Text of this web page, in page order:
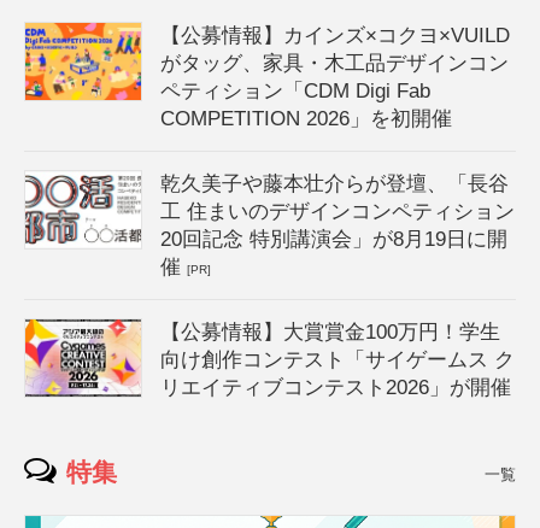
【公募情報】カインズ×コクヨ×VUILD
がタッグ、家具・木工品デザインコン
ペティション「CDM Digi Fab
COMPETITION 2026」を初開催
乾久美子や藤本壮介らが登壇、「長谷
工 住まいのデザインコンペティション
20回記念 特別講演会」が8月19日に開
催[PR]
【公募情報】大賞賞金100万円！学生
向け創作コンテスト「サイゲームス ク
リエイティブコンテスト2026」が開催
特集 一覧